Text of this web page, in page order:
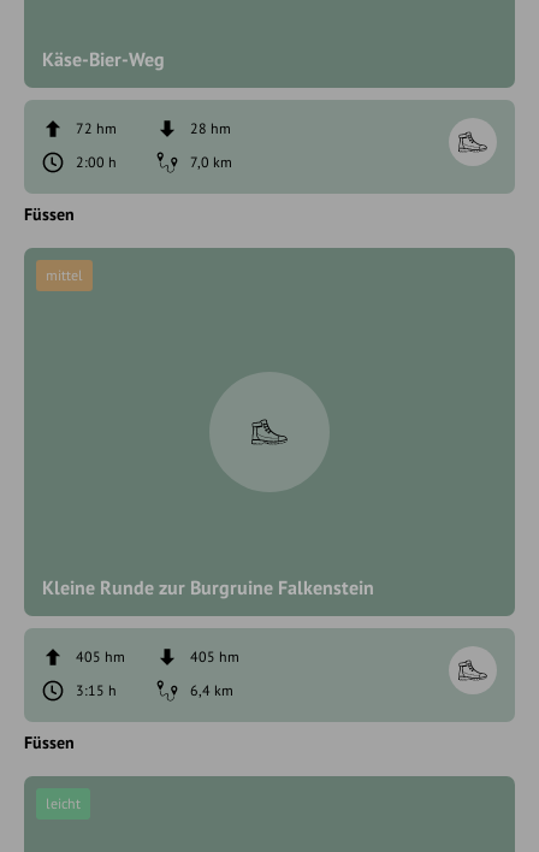
Käse-Bier-Weg
72 hm
28 hm
2:00 h
7,0 km
Füssen
Kleine Runde zur Burgruine Falkenstein
mittel
405 hm
405 hm
3:15 h
6,4 km
Füssen
leicht